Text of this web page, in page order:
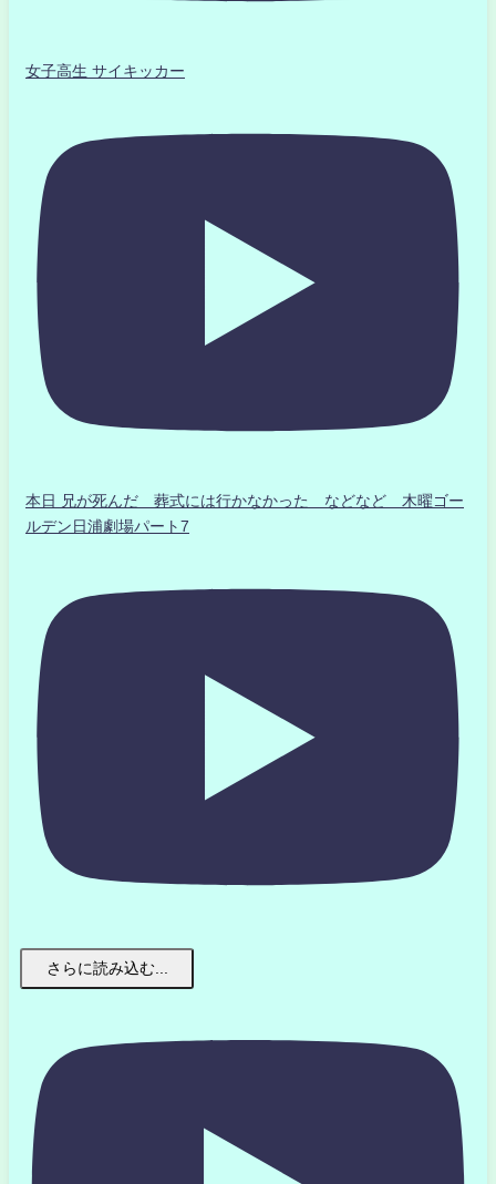
女子高生 サイキッカー
本日 兄が死んだ 葬式には行かなかった などなど 木曜ゴー
ルデン日浦劇場パート7
さらに読み込む...